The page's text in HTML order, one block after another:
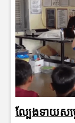
ល្បែងទាយសម្